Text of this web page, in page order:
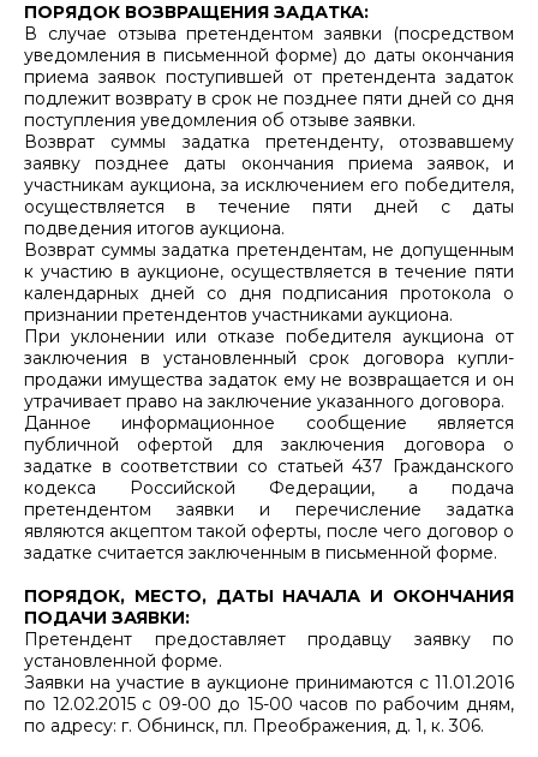
ПОРЯДОК ВОЗВРАЩЕНИЯ ЗАДАТКА:
В случае отзыва претендентом заявки (посредством
уведомления в письменной форме) до даты окончания
приема заявок поступившей от претендента задаток
подлежит возврату в срок не позднее пяти дней со дня
поступления уведомления об отзыве заявки.
Возврат суммы задатка претенденту, отозвавшему
заявку позднее даты окончания приема заявок, и
участникам аукциона, за исключением его победителя,
осуществляется в течение пяти дней с даты
подведения итогов аукциона.
Возврат суммы задатка претендентам, не допущенным
к участию в аукционе, осуществляется в течение пяти
календарных дней со дня подписания протокола о
признании претендентов участниками аукциона.
При уклонении или отказе победителя аукциона от
заключения в установленный срок договора купли-
продажи имущества задаток ему не возвращается и он
утрачивает право на заключение указанного договора.
Данное информационное сообщение является
публичной офертой для заключения договора о
задатке в соответствии со статьей 437 Гражданского
кодекса Российской Федерации, а подача
претендентом заявки и перечисление задатка
являются акцептом такой оферты, после чего договор о
задатке считается заключенным в письменной форме.
ПОРЯДОК, МЕСТО, ДАТЫ НАЧАЛА И ОКОНЧАНИЯ
ПОДАЧИ ЗАЯВКИ:
Претендент предоставляет продавцу заявку по
установленной форме.
Заявки на участие в аукционе принимаются с 11.01.2016
по 12.02.2015 с 09-00 до 15-00 часов по рабочим дням,
по адресу: г. Обнинск, пл. Преображения, д. 1, к. 306.